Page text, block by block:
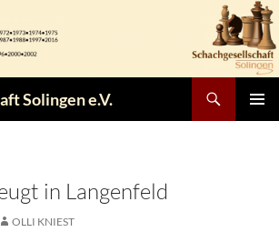
Solingen e.V.
in Langenfeld
OLLI KNIEST